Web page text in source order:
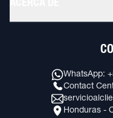
WhatsApp:
Contact
Honduras -